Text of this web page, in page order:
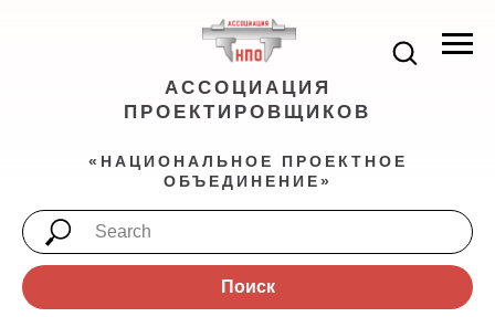
АССОЦИАЦИЯ
ПРОЕКТИРОВЩИКОВ
«НАЦИОНАЛЬНОЕ ПРОЕКТНОЕ
ОБЪЕДИНЕНИЕ»
Поиск